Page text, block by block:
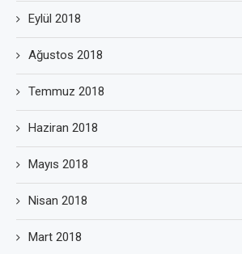
Eylül 2018
Ağustos 2018
Temmuz 2018
Haziran 2018
Mayıs 2018
Nisan 2018
Mart 2018